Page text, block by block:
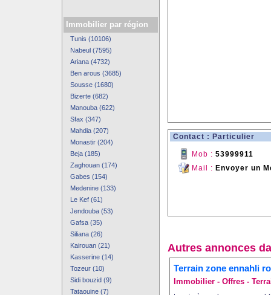
Immobilier par région
Tunis (10106)
Nabeul (7595)
Ariana (4732)
Ben arous (3685)
Sousse (1680)
Bizerte (682)
Manouba (622)
Sfax (347)
Mahdia (207)
Monastir (204)
Beja (185)
Zaghouan (174)
Gabes (154)
Medenine (133)
Le Kef (61)
Jendouba (53)
Gafsa (35)
Siliana (26)
Kairouan (21)
Kasserine (14)
Tozeur (10)
Sidi bouzid (9)
Tataouine (7)
Contact : Particulier
Mob : 53999911
Mail : Envoyer un
Autres annonces
Terrain zone ennahli
Immobilier - Offres -